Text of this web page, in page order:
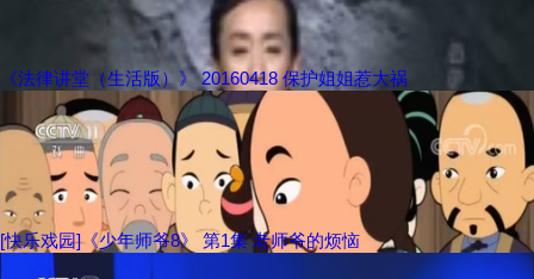
《法律讲堂（生活版）》 20160418 保护姐姐惹大祸
[快乐戏园]《少年师爷8》 第1集 老师爷的烦恼